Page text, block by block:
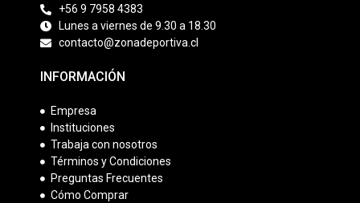
+56 9 7958 4383
Lunes a viernes de 9.30 a 18.30
contacto@zonadeportiva.cl
INFORMACIÓN
Empresa
Instituciones
Trabaja con nosotros
Términos y Condiciones
Preguntas Frecuentes
Cómo Comprar